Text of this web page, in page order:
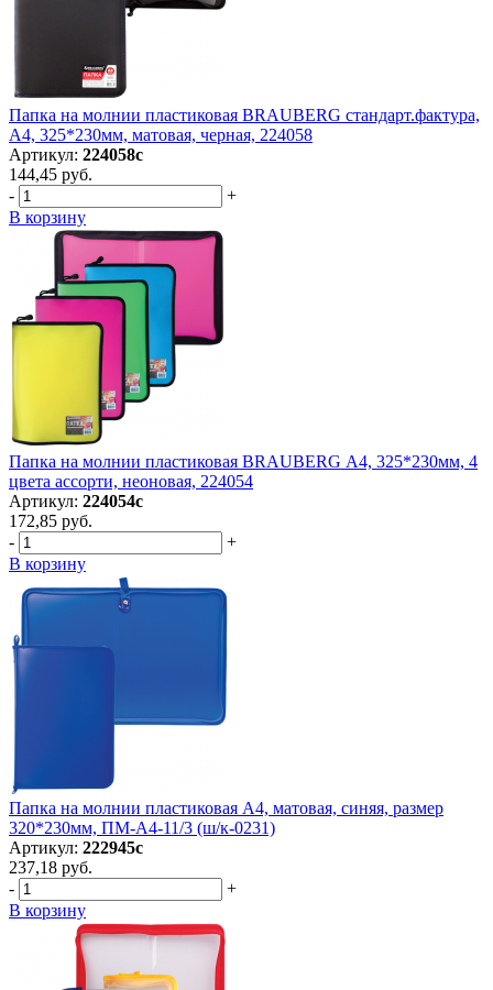
Папка на молнии пластиковая BRAUBERG стандарт.фактура,
А4, 325*230мм, матовая, черная, 224058
Артикул: 224058с
144,45 руб.
-
+
В корзину
Папка на молнии пластиковая BRAUBERG А4, 325*230мм, 4
цвета ассорти, неоновая, 224054
Артикул: 224054с
172,85 руб.
-
+
В корзину
Папка на молнии пластиковая А4, матовая, синяя, размер
320*230мм, ПМ-А4-11/3 (ш/к-0231)
Артикул: 222945с
237,18 руб.
-
+
В корзину